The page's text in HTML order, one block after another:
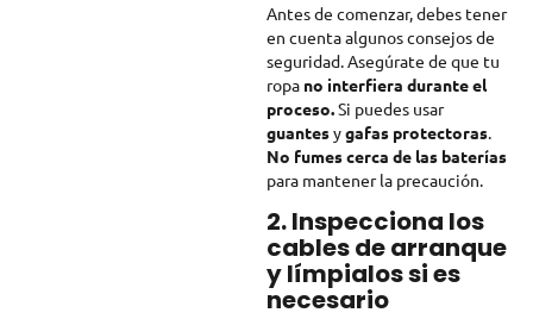
Antes de comenzar, debes tener
en cuenta algunos consejos de
seguridad. Asegúrate de que tu
ropa no interfiera durante el
proceso.Si puedes usar
guantesygafas protectoras.
No fumes cerca de las baterías
para mantener la precaución.
2. Inspecciona los
cables de arranque
y límpialos si es
necesario